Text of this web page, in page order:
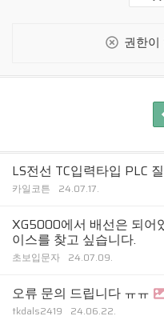
권한이
LS전선 TC입력타입 PLC
카일코튼 24.07.17.
XG5000에서 배선은 되어
이스를 찾고 싶습니다.
초보입문자 24.07.09.
오류 문의 드립니다 ㅠㅠ
tkdals2419 24.06.22.